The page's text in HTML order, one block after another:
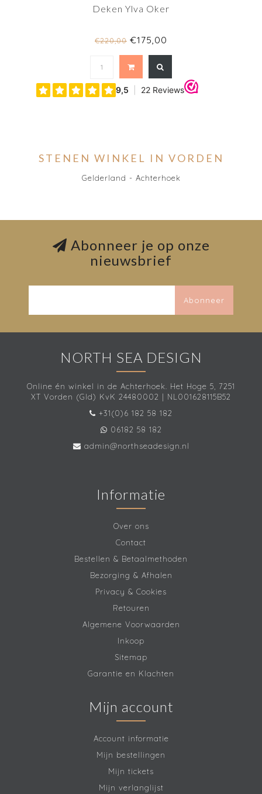
Deken Ylva Oker
€220,00 €175,00
STENEN WINKEL IN VORDEN
Gelderland - Achterhoek
Abonneer je op onze
nieuwsbrief
Abonneer
NORTH SEA DESIGN
Online én winkel in de Achterhoek. Het Hoge 5, 7251
XT Vorden (Gld) KvK 24480002 | NL001628115B52
+31(0)6 182 58 182
06182 58 182
admin@northseadesign.nl
Informatie
Over ons
Contact
Bestellen & Betaalmethoden
Bezorging & Afhalen
Privacy & Cookies
Retouren
Algemene Voorwaarden
Inkoop
Sitemap
Garantie en Klachten
Mijn account
Account informatie
Mijn bestellingen
Mijn tickets
Mijn verlanglijst